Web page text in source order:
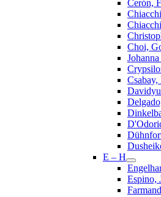
Cerón,
Choi,
E – H
Espino,